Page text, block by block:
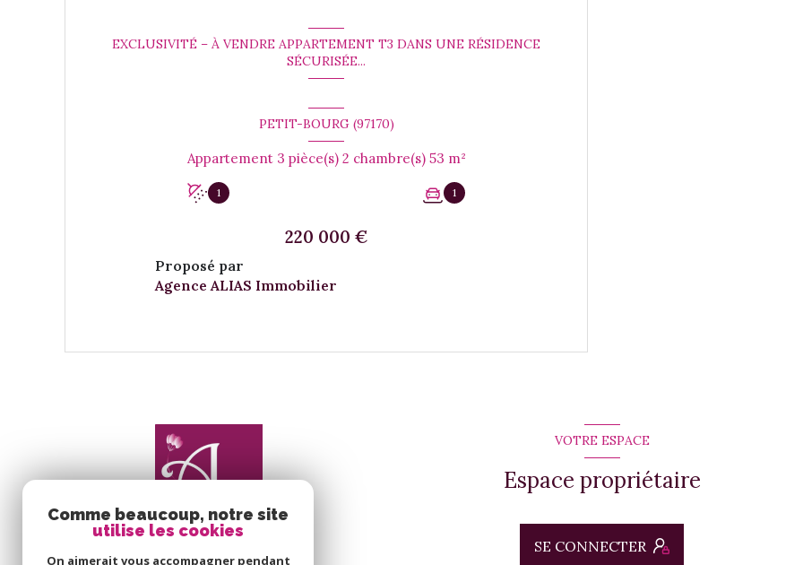
EXCLUSIVITÉ – À VENDRE APPARTEMENT T3 DANS UNE RÉSIDENCE
SÉCURISÉE...
PETIT-BOURG (97170)
Appartement 3 pièce(s) 2 chambre(s) 53 m²
1 1
220 000 €
Proposé par
Agence ALIAS Immobilier
VOTRE ESPACE
Espace propriétaire
SE CONNECTER
Comme beaucoup, notre site
utilise les cookies
On aimerait vous accompagner pendant